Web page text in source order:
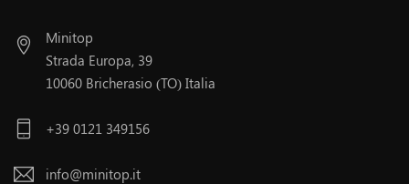
Minitop
Strada Europa, 39
10060 Bricherasio (TO) Italia
+39 0121 349156
info@minitop.it